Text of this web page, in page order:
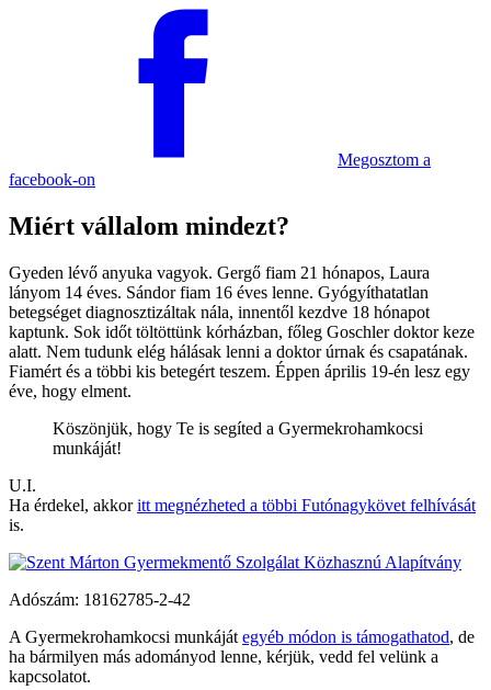
Megosztom a
facebook-on
Miért vállalom mindezt?
Gyeden lévő anyuka vagyok. Gergő fiam 21 hónapos, Laura
lányom 14 éves. Sándor fiam 16 éves lenne. Gyógyíthatatlan
betegséget diagnosztizáltak nála, innentől kezdve 18 hónapot
kaptunk. Sok időt töltöttünk kórházban, főleg Goschler doktor keze
alatt. Nem tudunk elég hálásak lenni a doktor úrnak és csapatának.
Fiamért és a többi kis betegért teszem. Éppen április 19-én lesz egy
éve, hogy elment.
Köszönjük, hogy Te is segíted a Gyermek­roham­kocsi
munkáját!
U.I.
Ha érdekel, akkoritt megnézheted a többi Futónagykövet felhívását
is.
Adószám: 18162785-2-42
A Gyermekrohamkocsi munkáját egyéb módon is támogathatod, de
ha bármilyen más adományod lenne, kérjük, vedd fel velünk a
kapcsolatot.